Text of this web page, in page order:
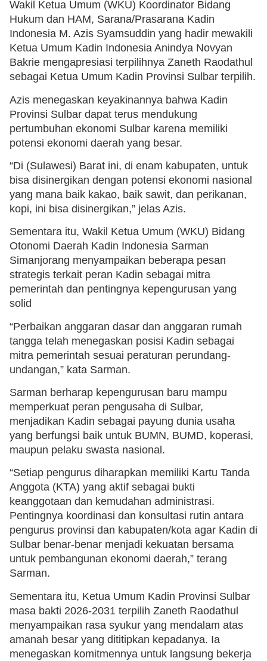
Wakil Ketua Umum (WKU) Koordinator Bidang
Hukum dan HAM, Sarana/Prasarana Kadin
Indonesia M. Azis Syamsuddin yang hadir mewakili
Ketua Umum Kadin Indonesia Anindya Novyan
Bakrie mengapresiasi terpilihnya Zaneth Raodathul
sebagai Ketua Umum Kadin Provinsi Sulbar terpilih.
Azis menegaskan keyakinannya bahwa Kadin
Provinsi Sulbar dapat terus mendukung
pertumbuhan ekonomi Sulbar karena memiliki
potensi ekonomi daerah yang besar.
“Di (Sulawesi) Barat ini, di enam kabupaten, untuk
bisa disinergikan dengan potensi ekonomi nasional
yang mana baik kakao, baik sawit, dan perikanan,
kopi, ini bisa disinergikan,” jelas Azis.
Sementara itu, Wakil Ketua Umum (WKU) Bidang
Otonomi Daerah Kadin Indonesia Sarman
Simanjorang menyampaikan beberapa pesan
strategis terkait peran Kadin sebagai mitra
pemerintah dan pentingnya kepengurusan yang
solid
“Perbaikan anggaran dasar dan anggaran rumah
tangga telah menegaskan posisi Kadin sebagai
mitra pemerintah sesuai peraturan perundang-
undangan,” kata Sarman.
Sarman berharap kepengurusan baru mampu
memperkuat peran pengusaha di Sulbar,
menjadikan Kadin sebagai payung dunia usaha
yang berfungsi baik untuk BUMN, BUMD, koperasi,
maupun pelaku swasta nasional.
“Setiap pengurus diharapkan memiliki Kartu Tanda
Anggota (KTA) yang aktif sebagai bukti
keanggotaan dan kemudahan administrasi.
Pentingnya koordinasi dan konsultasi rutin antara
pengurus provinsi dan kabupaten/kota agar Kadin di
Sulbar benar-benar menjadi kekuatan bersama
untuk pembangunan ekonomi daerah,” terang
Sarman.
Sementara itu, Ketua Umum Kadin Provinsi Sulbar
masa bakti 2026-2031 terpilih Zaneth Raodathul
menyampaikan rasa syukur yang mendalam atas
amanah besar yang dititipkan kepadanya. Ia
menegaskan komitmennya untuk langsung bekerja